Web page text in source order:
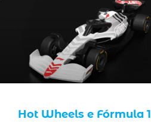
Hot Wheels e Fórmula 1